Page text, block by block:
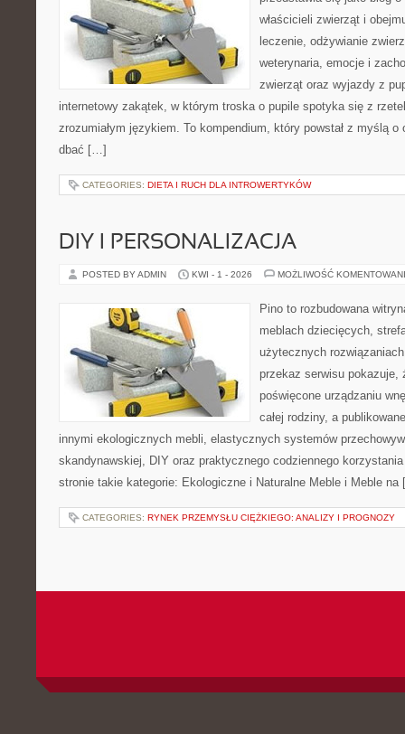
właścicieli zwierząt i
leczenie, odżywianie
weterynaria, emocje i
zwierząt oraz wyjazdy z
internetowy zakątek, w którym troska o pupile spotyka się z
zrozumiałym językiem. To kompendium, który powstał z myślą
dbać […]
CATEGORIES: DIETA I RUCH DLA INTROWERTYKÓW
DIY I PERSONALIZACJA
POSTED BY ADMIN KWI - 1 - 2026 MOŻLIWOŚĆ
Pino to rozbudowana
meblach dziecięcych,
użytecznych
przekaz serwisu pokazuje,
poświęcone urządzaniu
całej rodziny, a
innymi ekologicznych mebli, elastycznych systemów
skandynawskiej, DIY oraz praktycznego codziennego
stronie takie kategorie: Ekologiczne i Naturalne Meble i Meble
CATEGORIES: RYNEK PRZEMYSŁU CIĘŻKIEGO: ANALIZY I PROGNOZY